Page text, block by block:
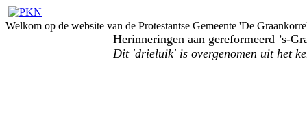
Welkom op de website van de Protestantse Gemeente 'De
Herinneringen aan gereformeerd ’s-
Dit 'drieluik' is overgenomen uit het